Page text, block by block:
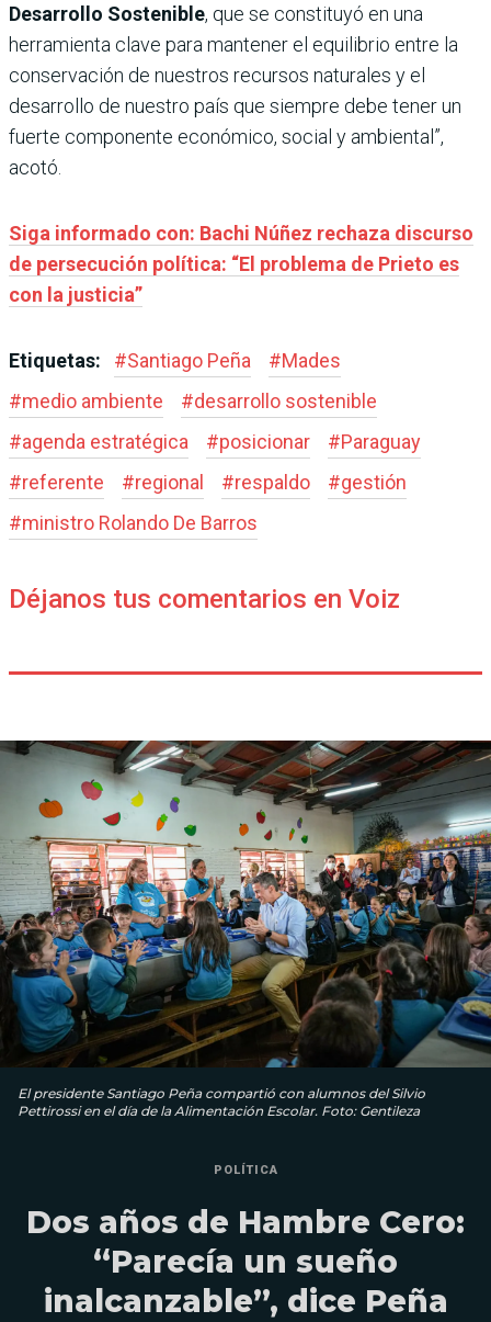
Desarrollo Sostenible, que se constituyó en una
herramienta clave para mantener el equilibrio entre la
conservación de nuestros recursos naturales y el
desarrollo de nuestro país que siempre debe tener un
fuerte componente económico, social y ambiental”,
acotó.
Siga informado con: Bachi Núñez rechaza discurso
de persecución política: “El problema de Prieto es
con la justicia”
Etiquetas: #Santiago Peña #Mades
#medio ambiente #desarrollo sostenible
#agenda estratégica #posicionar #Paraguay
#referente #regional #respaldo #gestión
#ministro Rolando De Barros
Déjanos tus comentarios en Voiz
El presidente Santiago Peña compartió con alumnos del Silvio
Pettirossi en el día de la Alimentación Escolar. Foto: Gentileza
POLÍTICA
Dos años de Hambre Cero:
“Parecía un sueño
inalcanzable”, dice Peña